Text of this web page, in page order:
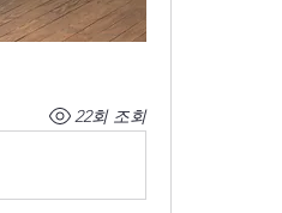
22회 조회